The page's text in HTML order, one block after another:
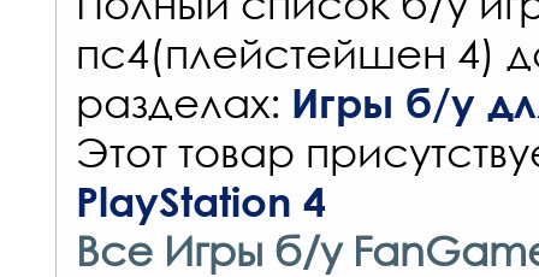
пс4(плейстейшен 4)
разделах: Игры б/у
Этот товар
PlayStation 4
Все Игры б/у